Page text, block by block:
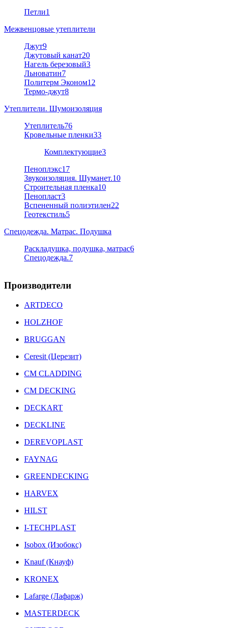
Петли1
Межвенцовые утеплители
Джут9
Джутовый канат20
Нагель березовый3
Льноватин7
Политерм Эконом12
Термо-джут8
Утеплители. Шумоизоляция
Утеплитель76
Кровельные пленки33
Комплектующие3
Пеноплэкс17
Звукоизоляция. Шуманет.10
Строительная пленка10
Пенопласт3
Вспененный полиэтилен22
Геотекстиль5
Спецодежда. Матрас. Подушка
Раскладушка, подушка, матрас6
Спецодежда.7
Производители
ARTDECO
HOLZHOF
BRUGGAN
Ceresit (Церезит)
CM CLADDING
CM DECKING
DECKART
DECKLINE
DEREVOPLAST
FAYNAG
GREENDECKING
HARVEX
HILST
I-TECHPLAST
Isobox (Изобокс)
Knauf (Кнауф)
KRONEX
Lafarge (Лафарж)
MASTERDECK